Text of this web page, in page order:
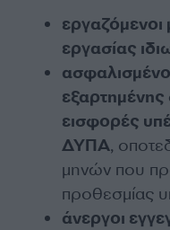
εργαζόμενοι
εργασίας
εισφορές
ΔΥΠΑ,
μηνών που
προθεσμίας
άνεργοι